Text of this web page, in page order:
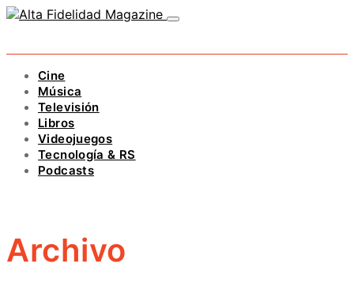
Cine
Música
Televisión
Libros
Videojuegos
Tecnología & RS
Podcasts
Archivo